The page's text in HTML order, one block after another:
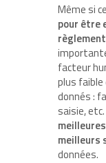
Même si
pour être
règlement
facteur
plus
donnés :
saisie,
meilleurs
données.